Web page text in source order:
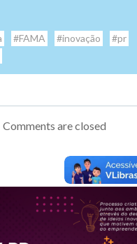
#FAMA #inovação
#pr
de
Post
Comments are closed